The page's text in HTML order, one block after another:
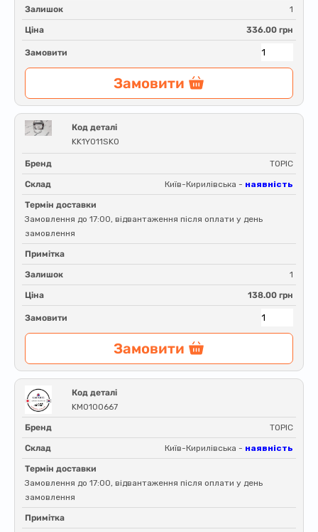
Залишок 1
Ціна 336.00 грн
Замовити
Замовити
Код деталі
KK1Y011SK0
Бренд TOPIC
Склад Київ-Кирилівська - наявність
Термін доставки
Замовлення до 17:00, відвантаження після оплати у день
замовлення
Примітка
Залишок 1
Ціна 138.00 грн
Замовити
Замовити
Код деталі
KM0100667
Бренд TOPIC
Склад Київ-Кирилівська - наявність
Термін доставки
Замовлення до 17:00, відвантаження після оплати у день
замовлення
Примітка